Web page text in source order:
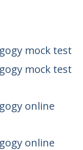
mock test
mock test
online
online